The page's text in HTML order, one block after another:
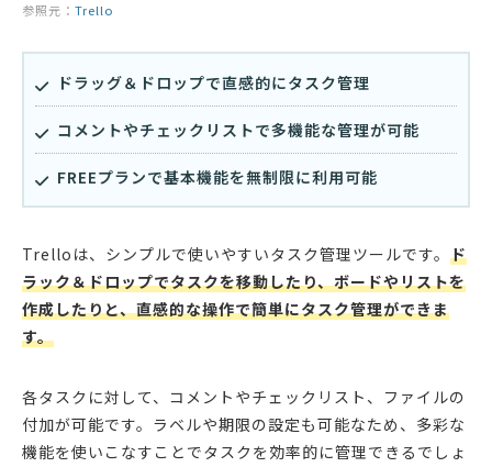
参照元： Trello
ドラッグ＆ドロップで直感的にタスク管理
コメントやチェックリストで多機能な管理が可能
FREEプランで基本機能を無制限に利用可能
Trelloは、シンプルで使いやすいタスク管理ツールです。 ド
ラック＆ドロップでタスクを移動したり、ボードやリストを
作成したりと、直感的な操作で簡単にタスク管理ができま
す。
各タスクに対して、コメントやチェックリスト、ファイルの
付加が可能です。ラベルや期限の設定も可能なため、多彩な
機能を使いこなすことでタスクを効率的に管理できるでしょ